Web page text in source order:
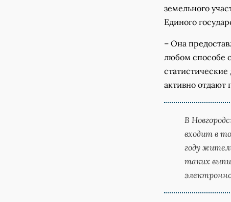
земельного
Единого
– Она
любом способе
активно отдают
В
входит в
году
таких